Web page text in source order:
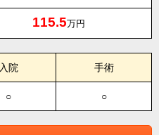
115.5万円
入院 手術
○ ○